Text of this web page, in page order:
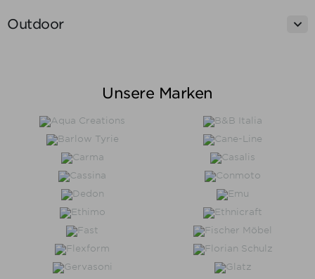
Preis von Preis bis
€
Hersteller
Outdoor 
Unsere Marken